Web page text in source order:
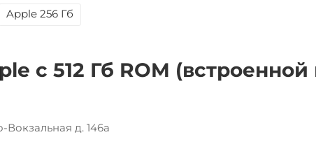
Apple 256 Гб
с 512 Гб ROM
Вокзальная д. 146а